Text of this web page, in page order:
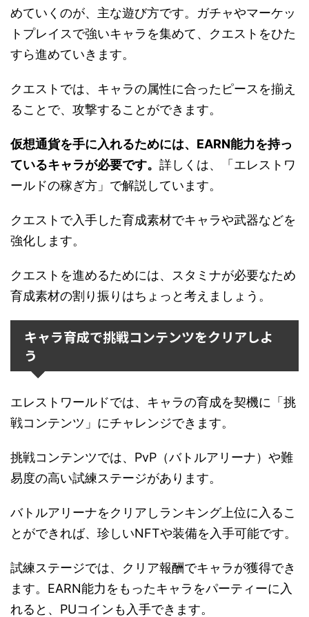
めていくのが、主な遊び方です。ガチャやマーケッ
トプレイスで強いキャラを集めて、クエストをひた
すら進めていきます。
クエストでは、キャラの属性に合ったピースを揃え
ることで、攻撃することができます。
仮想通貨を手に入れるためには、EARN能力を持っ
ているキャラが必要です。 詳しくは、「エレストワ
ールドの稼ぎ方」で解説しています。
クエストで入手した育成素材でキャラや武器などを
強化します。
クエストを進めるためには、スタミナが必要なため
育成素材の割り振りはちょっと考えましょう。
キャラ育成で挑戦コンテンツをクリアしよ
う
エレストワールドでは、キャラの育成を契機に「挑
戦コンテンツ」にチャレンジできます。
挑戦コンテンツでは、PvP（バトルアリーナ）や難
易度の高い試練ステージがあります。
バトルアリーナをクリアしランキング上位に入るこ
とができれば、珍しいNFTや装備を入手可能です。
試練ステージでは、クリア報酬でキャラが獲得でき
ます。EARN能力をもったキャラをパーティーに入
れると、PUコインも入手できます。